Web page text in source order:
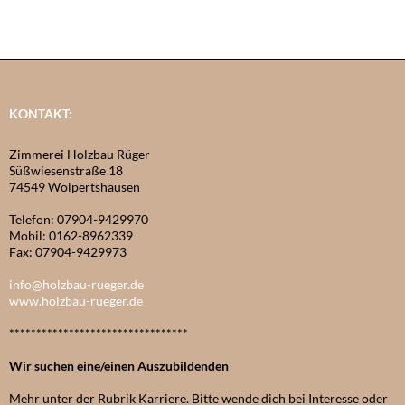
KONTAKT:
Zimmerei Holzbau Rüger
Süßwiesenstraße 18
74549 Wolpertshausen
Telefon: 07904-9429970
Mobil: 0162-8962339
Fax: 07904-9429973
info@holzbau-rueger.de
www.holzbau-rueger.de
*********************************
Wir suchen eine/einen Auszubildenden
Mehr unter der Rubrik Karriere. Bitte wende dich bei Interesse oder